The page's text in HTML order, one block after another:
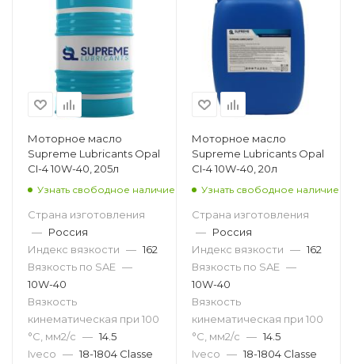
Моторное масло
Supreme Lubricants Opal
CI-4 10W-40, 205л
Узнать свободное наличие
Страна изготовления
— Россия
Индекс вязкости — 162
Вязкость по SAE —
10W-40
Вязкость
кинематическая при 100
°С, мм2/с — 14.5
Iveco — 18-1804 Classe
Моторное масло
Supreme Lubricants Opal
CI-4 10W-40, 20л
Узнать свободное наличие
Страна изготовления
— Россия
Индекс вязкости — 162
Вязкость по SAE —
10W-40
Вязкость
кинематическая при 100
°С, мм2/с — 14.5
Iveco — 18-1804 Classe